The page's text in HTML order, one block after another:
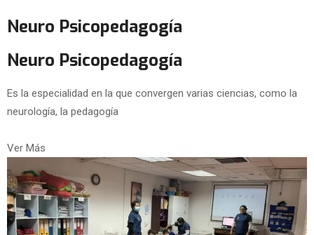
Neuro Psicopedagogía
Neuro Psicopedagogía
Es la especialidad en la que convergen varias ciencias, como la
neurología, la pedagogía
Ver Más